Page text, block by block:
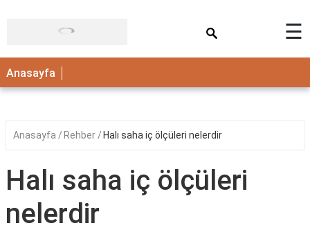
ANASAYFA
☰
Anasayfa
Anasayfa Rehber Halı saha iç ölçüleri nelerdir
Halı saha iç ölçüleri
nelerdir